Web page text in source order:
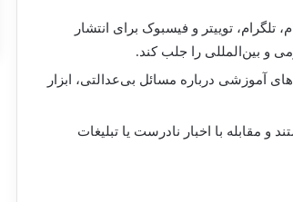
تلگرام، توییتر و فیسبوک برای انتشار
و بین‌المللی را جلب کند.
آموزشی درباره مسائل بی‌عدالتی، ابزار
و مقابله با اخبار نادرست یا تبلیغات